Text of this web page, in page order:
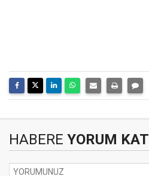
HABERE YORUM KAT